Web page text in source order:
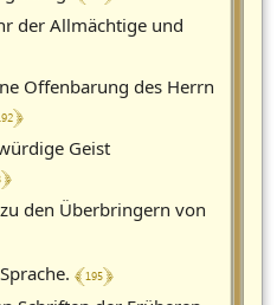
der Allmächtige und
Offenbarung des Herrn
﴾
Geist
den Überbringern von
﴾ 195 ﴿